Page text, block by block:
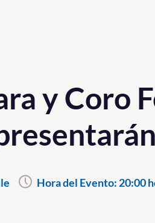
y Coro
Hora del Evento: 20:00